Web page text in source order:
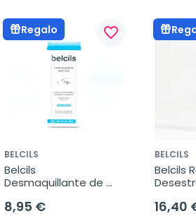
Regalo favorite_border
BELCILS
Belcils
Desmaquillante de
8,95 €
BELCILS
Belcils
16,40